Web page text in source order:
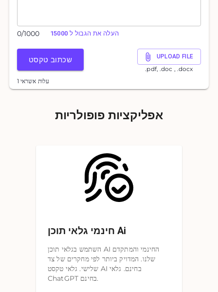
0/1000 העלה את הגבול ל 15000
שכתוב טקסט UPLOAD FILE
.pdf, .doc , .docx
1 עלות אשראי
אפליקציות פופולריות
חינמי גלאי תוכן Ai
השתמש בגלאי תוכן AI החינמי והמתקדם
שלנו. המדויק ביותר לפי מחקרים של צד
שלישי. גלאי טקסט AI בחינם. גלאי
ChatGPT בחינם.